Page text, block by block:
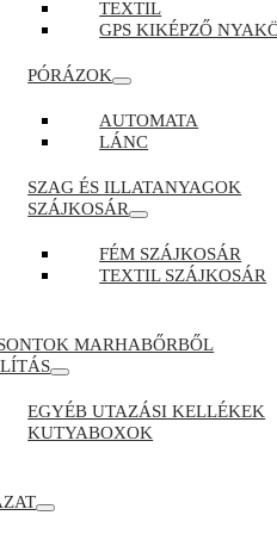
TEXTIL
GPS KIKÉPZŐ
PÓRÁZOK
AUTOMATA
LÁNC
SZAG ÉS ILLATANYAGOK
SZÁJKOSÁR
FÉM SZÁJKOSÁR
TEXTIL SZÁJKOSÁR
MARHABŐRBŐL
EGYÉB UTAZÁSI KELLÉKEK
KUTYABOXOK